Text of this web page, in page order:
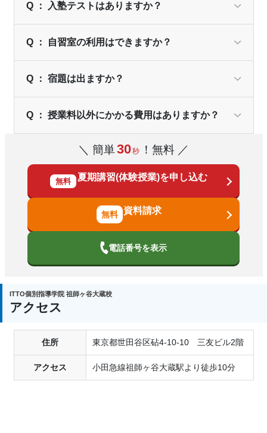
Q ： 入塾テストはありますか？
Q ： 自習室の利用はできますか？
Q ： 宿題は出ますか？
Q ： 授業料以外にかかる費用はありますか？
＼ 簡単30秒 ！無料 ／
無料 夏期講習(体験授業)を申し込む
資料請求
電話番号を表示
ITTO個別指導学院 祖師ヶ谷大蔵校
アクセス
住所 東京都世田谷区砧4-10-10 三友ビル2階
アクセス 小田急線祖師ヶ谷大蔵駅より徒歩10分